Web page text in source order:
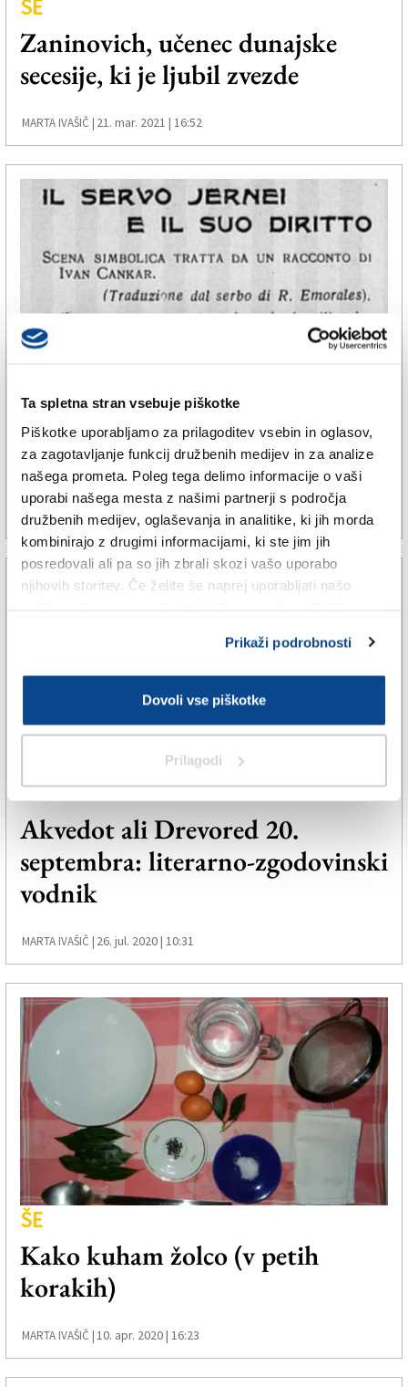
Ta spletna stran vsebuje piškotke
Piškotke uporabljamo za prilagoditev vsebin in oglasov,
za zagotavljanje funkcij družbenih medijev in za analize
našega prometa. Poleg tega delimo informacije o vaši
uporabi našega mesta z našimi partnerji s področja
družbenih medijev, oglaševanja in analitike, ki jih morda
kombinirajo z drugimi informacijami, ki ste jim jih
posredovali ali pa so jih zbrali skozi vašo uporabo
njihovih storitev. Če želite še naprej uporabljati našo
Prikaži podrobnosti
Dovoli vse piškotke
Prilagodi
ŠE
Zaninovich, učenec dunajske
secesije, ki je ljubil zvezde
MARTA IVAŠIČ | 21. mar. 2021 | 16:52
KULTURA
Najbrž najstarejši Cankarjev
prevod
MARTA IVAŠIČ |10. dec. 2020 | 10:45
TRŽAŠKA
Akvedot ali Drevored 20.
septembra: literarno-zgodovinski
vodnik
MARTA IVAŠIČ | 26. jul. 2020 | 10:31
ŠE
Kako kuham žolco (v petih
korakih)
MARTA IVAŠIČ | 10. apr. 2020 | 16:23